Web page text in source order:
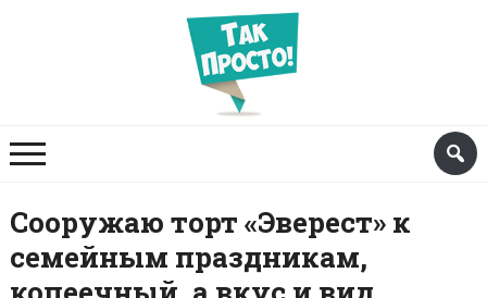
Сооружаю торт «Эверест» к
семейным праздникам,